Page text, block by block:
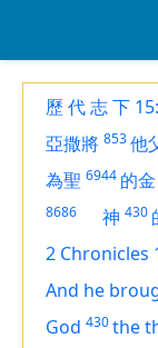
歷 代 志 下
亞撒將 853他
為聖 6944 的金
8686
神 430
2 Chronicles
And he
God 430the